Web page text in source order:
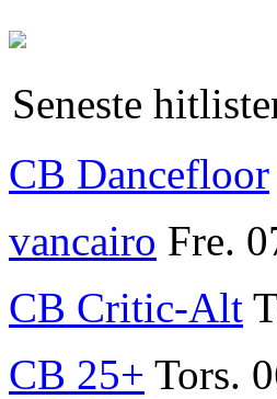
Seneste
CB Dancefloor
vancairo Fre.
CB Critic-Alt
CB 25+ Tors.